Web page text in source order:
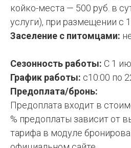
койко-места — 500 руб. в
услуги), при размещении с
Заселение с питомцами:
Сезонность работы: С 1
График работы: с10:00 по
Предоплата/бронь:
Предоплата входит в
% предоплаты зависит от
тарифа в модуле